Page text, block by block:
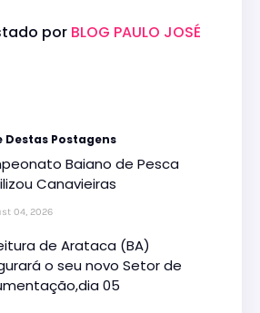
por BLOG PAULO JOSÉ
Destas Postagens
Baiano de Pesca
Canavieiras
04, 2026
de Arataca (BA)
o seu novo Setor de
05